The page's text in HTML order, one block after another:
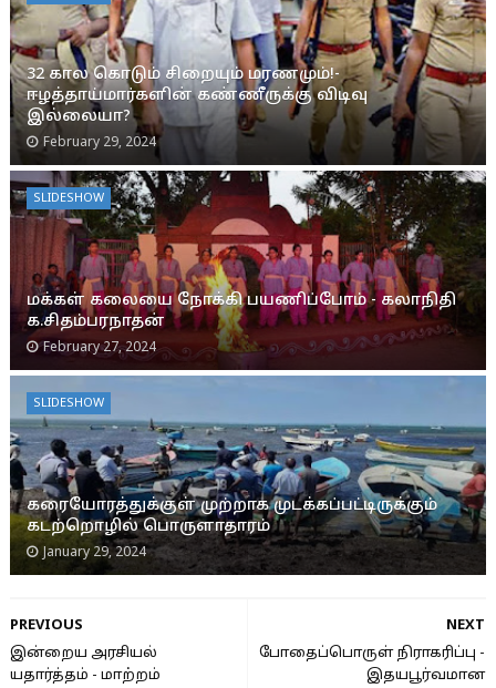
32 கால கொடும் சிறையும் மரணமும்!-
ஈழத்தாய்மார்களின் கண்ணீருக்கு விடிவு
இல்லையா?
February 29, 2024
SLIDESHOW
மக்கள் கலையை நோக்கி பயணிப்போம் - கலாநிதி
க.சிதம்பரநாதன்
February 27, 2024
SLIDESHOW
கரையோரத்துக்குள் முற்றாக முடக்கப்பட்டிருக்கும்
கடற்றொழில் பொருளாதாரம்
January 29, 2024
NEXT
போதைப்பொருள் நிராகரிப்பு -
இதயபூர்வமான
PREVIOUS
இன்றைய அரசியல்
யதார்த்தம் - மாற்றம்